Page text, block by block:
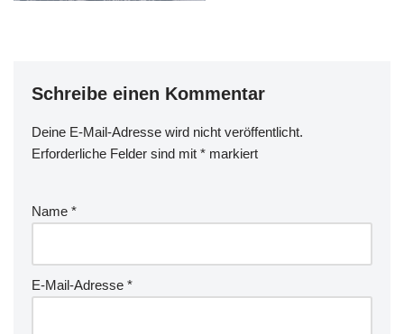
Schreibe einen Kommentar
Deine E-Mail-Adresse wird nicht veröffentlicht.
Erforderliche Felder sind mit * markiert
Name *
E-Mail-Adresse *